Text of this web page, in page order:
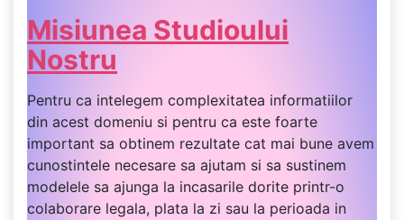
Misiunea Studioului
Nostru
Pentru ca intelegem complexitatea informatiilor
din acest domeniu si pentru ca este foarte
important sa obtinem rezultate cat mai bune avem
cunostintele necesare sa ajutam si sa sustinem
modelele sa ajunga la incasarile dorite printr-o
colaborare legala, plata la zi sau la perioada in